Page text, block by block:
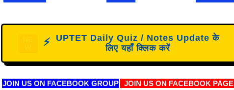
⚡
UPTET Daily Quiz / Notes Update के
लिए यहाँ क्लिक करें
JOIN US ON FACEBOOK GROUP JOIN US ON FACEBOOK PAGE